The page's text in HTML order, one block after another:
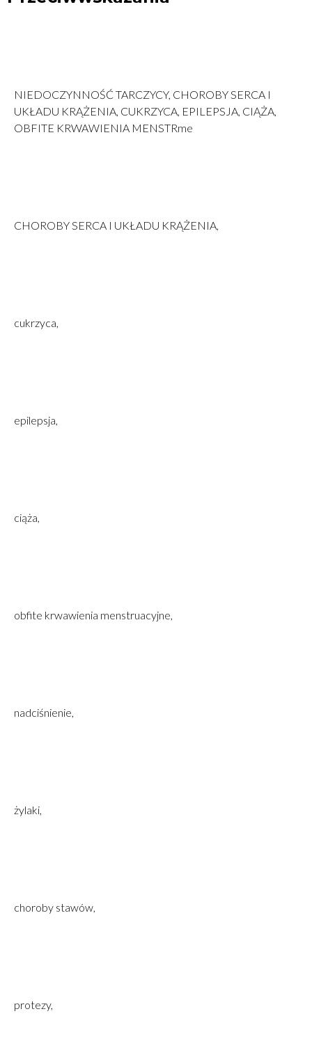
NIEDOCZYNNOŚĆ TARCZYCY, CHOROBY SERCA I
UKŁADU KRĄŻENIA, CUKRZYCA, EPILEPSJA, CIĄŻA,
OBFITE KRWAWIENIA MENSTRme
CHOROBY SERCA I UKŁADU KRĄŻENIA,
cukrzyca,
epilepsja,
ciąża,
obfite krwawienia menstruacyjne,
nadciśnienie,
żylaki,
choroby stawów,
protezy,